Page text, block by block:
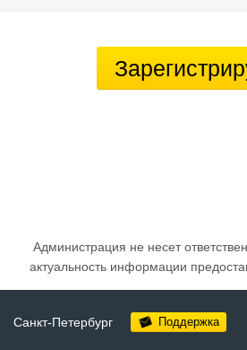
Администрация не несет
актуальность информации
Санкт-Петербург Поддержка